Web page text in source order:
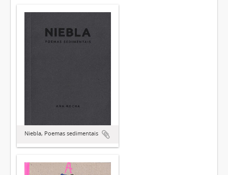
Niebla, Poemas sedimentais